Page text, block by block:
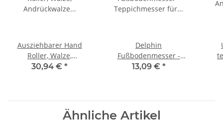
Ausziehbarer Hand
Roller, Walze,
Andrückwalze für Vinyl
30,94 € *
Delphin
Fußbodenmesser -
Teppichmesser für
13,09 € *
Ähnliche Artikel